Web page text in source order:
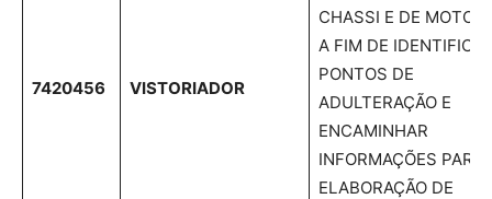
7420456 VISTORIADOR
CHASSI E DE MOTOR,
A FIM DE
PONTOS DE
ADULTERAÇÃO E
ENCAMINHAR
INFORMAÇÕES PARA
ELABORAÇÃO DE